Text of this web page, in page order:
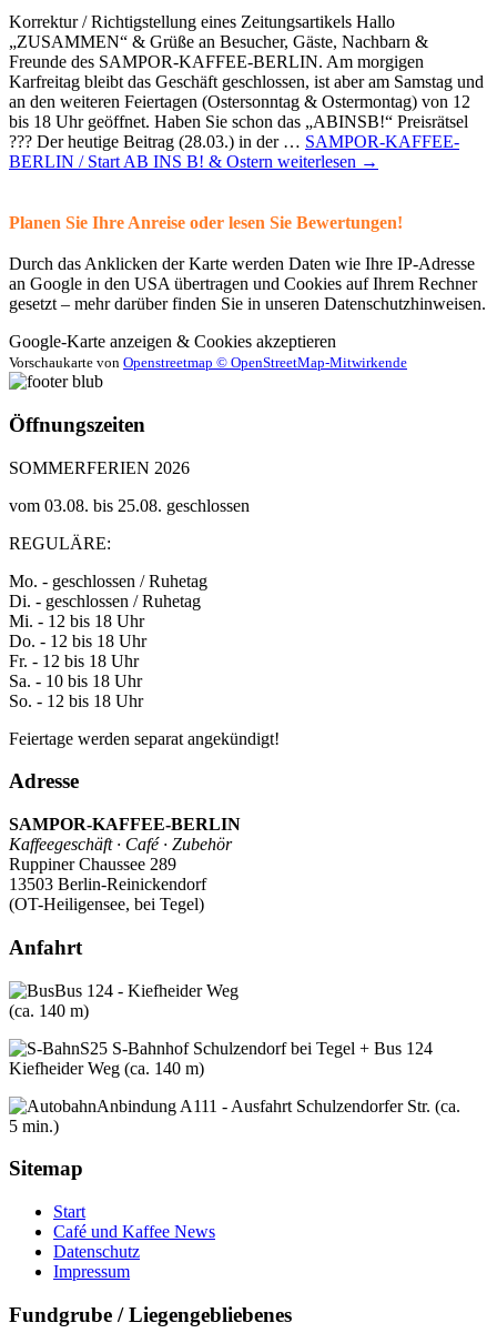
Korrektur / Richtigstellung eines Zeitungsartikels Hallo
„ZUSAMMEN“ & Grüße an Besucher, Gäste, Nachbarn &
Freunde des SAMPOR-KAFFEE-BERLIN. Am morgigen
Karfreitag bleibt das Geschäft geschlossen, ist aber am Samstag und
an den weiteren Feiertagen (Ostersonntag & Ostermontag) von 12
bis 18 Uhr geöffnet. Haben Sie schon das „ABINSB!“ Preisrätsel
??? Der heutige Beitrag (28.03.) in der … SAMPOR-KAFFEE-
BERLIN / Start AB INS B! & Ostern weiterlesen →
Planen Sie Ihre Anreise oder lesen Sie Bewertungen!
Durch das Anklicken der Karte werden Daten wie Ihre IP-Adresse
an Google in den USA übertragen und Cookies auf Ihrem Rechner
gesetzt – mehr darüber finden Sie in unseren Datenschutzhinweisen.
Google-Karte anzeigen & Cookies akzeptieren
Vorschaukarte von Openstreetmap © OpenStreetMap-Mitwirkende
Öffnungszeiten
SOMMERFERIEN 2026
vom 03.08. bis 25.08. geschlossen
REGULÄRE:
Mo. - geschlossen / Ruhetag
Di. - geschlossen / Ruhetag
Mi. - 12 bis 18 Uhr
Do. - 12 bis 18 Uhr
Fr. - 12 bis 18 Uhr
Sa. - 10 bis 18 Uhr
So. - 12 bis 18 Uhr
Feiertage werden separat angekündigt!
Adresse
SAMPOR-KAFFEE-BERLIN
Kaffeegeschäft · Café · Zubehör
Ruppiner Chaussee 289
13503 Berlin-Reinickendorf
(OT-Heiligensee, bei Tegel)
Anfahrt
Bus 124 - Kiefheider Weg
(ca. 140 m)
S25 S-Bahnhof Schulzendorf bei Tegel + Bus 124
Kiefheider Weg (ca. 140 m)
Anbindung A111 - Ausfahrt Schulzendorfer Str. (ca.
5 min.)
Sitemap
Start
Café und Kaffee News
Datenschutz
Impressum
Fundgrube / Liegengebliebenes